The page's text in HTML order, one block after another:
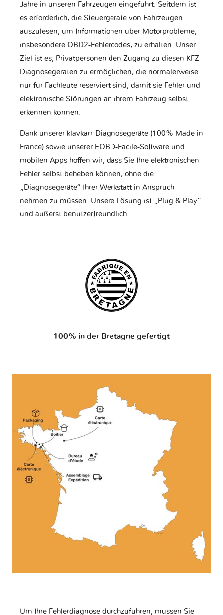
Jahre in unseren Fahrzeugen eingeführt. Seitdem ist
es erforderlich, die Steuergeräte von Fahrzeugen
auszulesen, um Informationen über Motorprobleme,
insbesondere OBD2-Fehlercodes, zu erhalten. Unser
Ziel ist es, Privatpersonen den Zugang zu diesen KFZ-
Diagnosegeräten zu ermöglichen, die normalerweise
nur für Fachleute reserviert sind, damit sie Fehler und
elektronische Störungen an ihrem Fahrzeug selbst
erkennen können.
Dank unserer klavkarr-Diagnosegeräte (100% Made in
France) sowie unserer EOBD-Facile-Software und
mobilen Apps hoffen wir, dass Sie Ihre elektronischen
Fehler selbst beheben können, ohne die
„Diagnosegeräte“ Ihrer Werkstatt in Anspruch
nehmen zu müssen. Unsere Lösung ist „Plug & Play“
und äußerst benutzerfreundlich.
100% in der Bretagne gefertigt
Um Ihre Fehlerdiagnose durchzuführen, müssen Sie